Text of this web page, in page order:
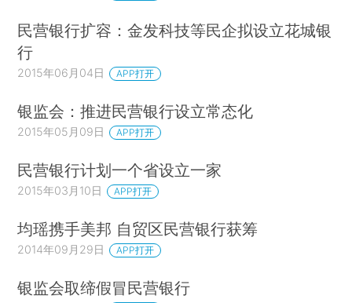
民营银行扩容：金发科技等民企拟设立花城银
行
2015年06月04日 APP打开
银监会：推进民营银行设立常态化
2015年05月09日 APP打开
民营银行计划一个省设立一家
2015年03月10日 APP打开
均瑶携手美邦 自贸区民营银行获筹
2014年09月29日 APP打开
银监会取缔假冒民营银行